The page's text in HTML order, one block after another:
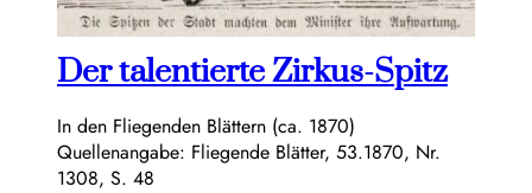
Der talentierte Zirkus-Spitz
In den Fliegenden Blättern (ca. 1870)
Quellenangabe: Fliegende Blätter, 53.1870, Nr.
1308, S. 48